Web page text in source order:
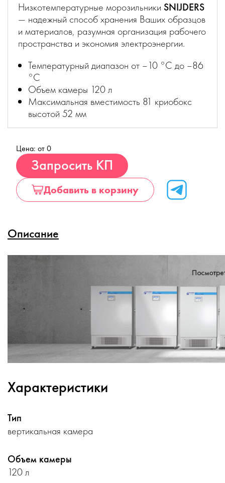
Низкотемпературные морозильники SNIJDERS
— надежный способ хранения Ваших образцов
и материалов, разумная организация рабочего
пространства и экономия электроэнергии.
Температурный диапазон от –10 °С до –86
°С
Объем камеры 120 л
Максимальная вместимость 81 криобокс
высотой 52 мм
Цена: от 0
Запросить КП
Добавить в корзину
Описание
Характеристики
Тип
вертикальная камера
Объем камеры
120 л